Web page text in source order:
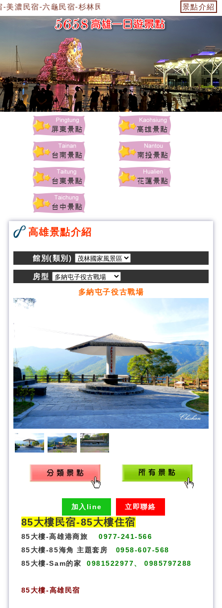
濃民宿-六龜民宿-杉林民宿-美濃景點-杉林景點-茂林景點-
景點介紹
高雄景點介紹
館別(類別)
房型
多納屯子役古戰場
加入line 立即聯絡
85大樓民宿-85大樓住宿
85大樓-高雄港商旅
0977-241-566
85大樓-85海角 主題套房
0958-607-568
85大樓-Sam的家
0981522977、 0985797288
85大樓-高雄民宿